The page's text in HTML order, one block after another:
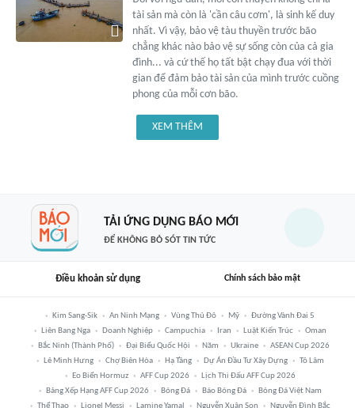
tài sản mà còn là 'cần câu cơm', là sinh kế duy
nhất. Vì vậy, bảo vệ tàu thuyền trước bão
chẳng khác nào bảo vệ sự sống còn của cả gia
đình... và cứ thế họ tất bật chạy đua với thời
gian để đảm bảo tài sản của mình trước cuồng
phong của mỗi cơn bão.
XEM THÊM
TẢI ỨNG DỤNG BÁO MỚI
ĐỂ KHÔNG BỎ SÓT TIN TỨC
Điều khoản sử dụng Chính sách bảo mật
Kim Sang-Sik An Ninh Mạng Vùng Thủ Đô Mỹ
Đường Vành Đai 5
Liên Bang Nga
Doanh Nghiệp Campuchia Iran Luật Kiến Trúc
Oman
Bắc Ninh (thành Phố)
Đại Biểu Quốc Hội Năm Ukraine
ASEAN Cup 2026
Lê Minh Hưng
Chợ Biên Hòa Hạ Tầng Dự Án Đầu Tư Xây Dựng
Tô Lâm
Eo Biển Hormuz
AFF Cup 2026
Lịch Thi Đấu AFF Cup 2026
Bảng Xếp Hạng AFF Cup 2026
Bóng Đá Báo Bóng Đá
Bóng Đá Việt Nam
Thể Thao
Lionel Messi Lamine Yamal Nguyễn Xuân Son Nguyễn Đình Bắc